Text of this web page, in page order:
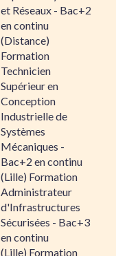
et Réseaux - Bac+2
en continu
(Distance)
Formation
Technicien
Supérieur en
Conception
Industrielle de
Systèmes
Mécaniques -
Bac+2 en continu
(Lille) Formation
Administrateur
d'Infrastructures
Sécurisées - Bac+3
en continu
(Lille) Formation